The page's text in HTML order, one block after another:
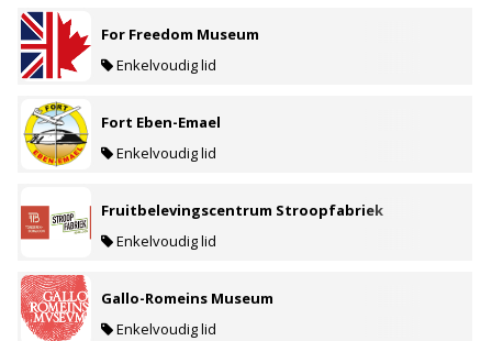
For Freedom Museum
Enkelvoudig lid
Fort Eben-Emael
Enkelvoudig lid
Fruitbelevingscentrum Stroopfabriek
Enkelvoudig lid
Gallo-Romeins Museum
Enkelvoudig lid